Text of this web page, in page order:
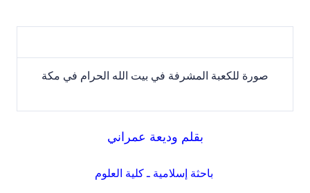
صورة للكعبة المشرفة في بيت الله الحرام في مكة
بقلم وديعة عمراني
باحثة إسلامية ـ كلية العلوم